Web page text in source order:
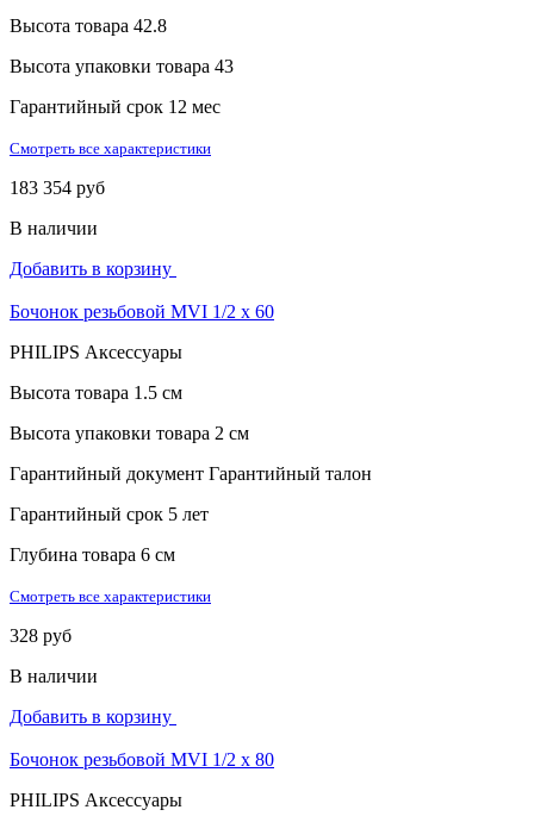
Высота товара 42.8
Высота упаковки товара 43
Гарантийный срок 12 мес
Смотреть все характеристики
183 354 руб
В наличии
Добавить в корзину
Бочонок резьбовой MVI 1/2 х 60
PHILIPS Аксессуары
Высота товара 1.5 см
Высота упаковки товара 2 см
Гарантийный документ Гарантийный талон
Гарантийный срок 5 лет
Глубина товара 6 см
Смотреть все характеристики
328 руб
В наличии
Добавить в корзину
Бочонок резьбовой MVI 1/2 х 80
PHILIPS Аксессуары